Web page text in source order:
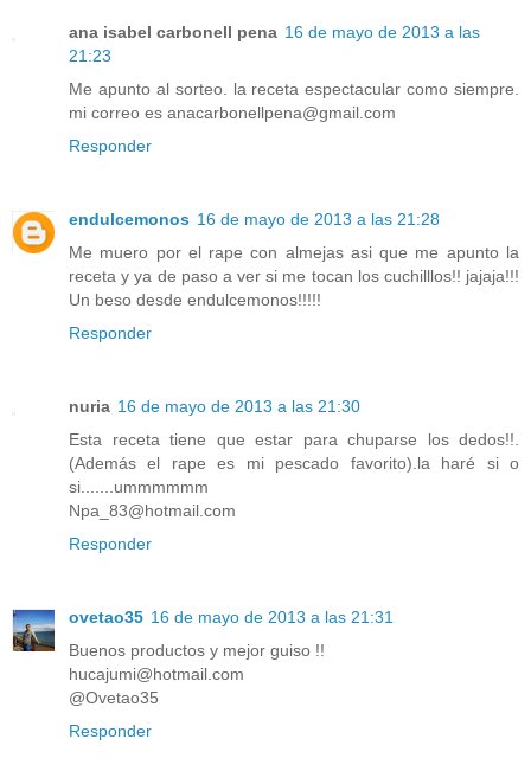
ana isabel carbonell pena 16 de mayo de 2013 a las
21:23
Me apunto al sorteo. la receta espectacular como siempre.
mi correo es anacarbonellpena@gmail.com
Responder
endulcemonos 16 de mayo de 2013 a las 21:28
Me muero por el rape con almejas asi que me apunto la
receta y ya de paso a ver si me tocan los cuchilllos!! jajaja!!!
Un beso desde endulcemonos!!!!!
Responder
nuria 16 de mayo de 2013 a las 21:30
Esta receta tiene que estar para chuparse los dedos!!.
(Además el rape es mi pescado favorito).la haré si o
si.......ummmmmm
Npa_83@hotmail.com
Responder
ovetao35 16 de mayo de 2013 a las 21:31
Buenos productos y mejor guiso !!
hucajumi@hotmail.com
@Ovetao35
Responder